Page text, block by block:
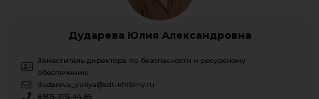
Дударева Юлия Александровна
Заместитель директора по безопасности и ресурсному
обеспечению
dudareva_yuliya@cdt-khibiny.ru
8(815-31)5-44-85